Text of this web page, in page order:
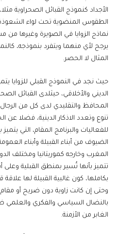
الأجداد كنموذج القبائل الصحراوية
الطقوس المنضوية تحت لواء
نماذج الزوايا في الصويرة وغيرها من
يرجح لأي منهما ويتفرد بنموذجه،
المثال لا الحصر.
حيث نجد في النموذج القبلي للزوايا
الديني والأخلاقي، حيثلدى القبائل
المحافظ والتقليدي لدى كل من
تنوع وتعدد الاذكار الدينية، فضلا عن
للفعاليات والبرنامج المقام، التي
الضيوف من أبناء القبيلة وأبناء
المغرب وخارجه كموريتانيا ومختلف
تتميز بأنها تُسير بمنطق القبلية
بكاملها، كون غالبية القبيلة لها علاقة
وحتى إن كانت زاوية دون ضريح أو
بالنضال السياسي والفكري
الغابر من الأزمنة.